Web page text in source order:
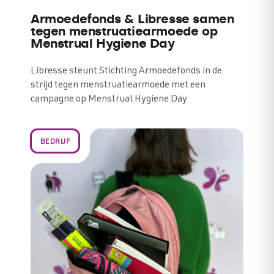
Armoedefonds & Libresse samen
tegen menstruatiearmoede op
Menstrual Hygiene Day
Libresse steunt Stichting Armoedefonds in de
strijd tegen menstruatiearmoede met een
campagne op Menstrual Hygiene Day
BEDRIJF